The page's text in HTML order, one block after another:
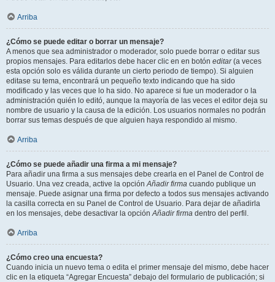
Arriba
¿Cómo se puede editar o borrar un mensaje?
A menos que sea administrador o moderador, solo puede borrar o editar sus
propios mensajes. Para editarlos debe hacer clic en en botón editar(a veces
esta opción solo es válida durante un cierto periodo de tiempo). Si alguien
editase su tema, encontrará un pequeño texto indicando que ha sido
modificado y las veces que lo ha sido. No aparece si fue un moderador o la
administración quién lo editó, aunque la mayoría de las veces el editor deja su
nombre de usuario y la causa de la edición. Los usuarios normales no podrán
borrar sus temas después de que alguien haya respondido al mismo.
Arriba
¿Cómo se puede añadir una firma a mi mensaje?
Para añadir una firma a sus mensajes debe crearla en el Panel de Control de
Usuario. Una vez creada, active la opciónAñadir firma cuando publique un
mensaje. Puede asignar una firma por defecto a todos sus mensajes activando
la casilla correcta en su Panel de Control de Usuario. Para dejar de añadirla
en los mensajes, debe desactivar la opciónAñadir firma dentro del perfil.
Arriba
¿Cómo creo una encuesta?
Cuando inicia un nuevo tema o edita el primer mensaje del mismo, debe hacer
clic en la etiqueta “Agregar Encuesta” debajo del formulario de publicación; si